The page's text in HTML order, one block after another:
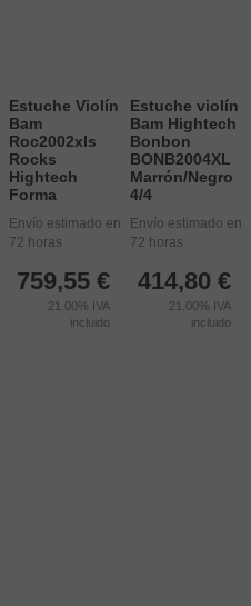
Estuche Violín
Bam
Roc2002xls
Rocks
Hightech
Forma
Envío estimado en
72 horas
759,55 €
21.00% IVA
incluido
Estuche violín
Bam Hightech
Bonbon
BONB2004XL
Marrón/Negro
4/4
Envío estimado en
72 horas
414,80 €
21.00% IVA
incluido